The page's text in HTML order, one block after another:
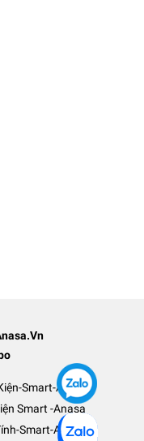
Smart-Anasa
Smart -Anasa
Smart-Anasa